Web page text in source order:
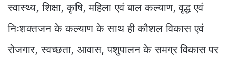
स्वास्थ्य, शिक्षा, कृषि, महिला एवं बाल कल्याण, वृद्ध एवं
निःशक्तजन के कल्याण के साथ ही कौशल विकास एवं
रोजगार, स्वच्छता, आवास, पशुपालन के समग्र विकास पर